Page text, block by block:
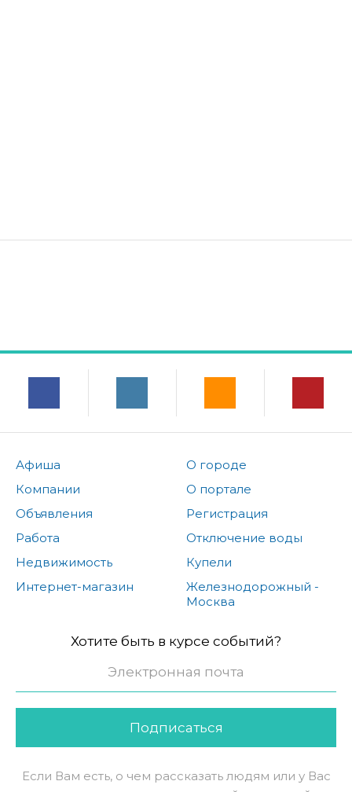
Афиша
Компании
Объявления
Работа
Недвижимость
Интернет-магазин
О городе
О портале
Регистрация
Отключение воды
Купели
Железнодорожный -
Москва
Хотите быть в курсе событий?
Подписаться
Если Вам есть, о чем рассказать людям или у Вас